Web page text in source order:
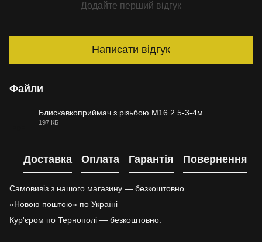
Додайте перший відгук
Написати відгук
Файли
Блискавкоприймач з різьбою M16 2.5-3-4м
197 КБ
Доставка Оплата Гарантія Повернення
Самовивіз з нашого магазину — безкоштовно.
«Новою поштою» по Україні
Кур'єром по Тернополі — безкоштовно.